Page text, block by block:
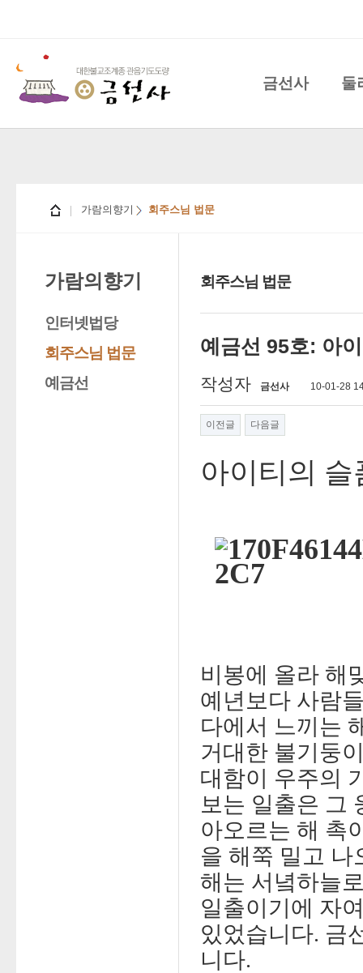
금선사 둘
가람의향기 회주스님 법문
가람의향기
인터넷법당
회주스님 법문
예금선
회주스님 법문
예금선 95호: 아
작성자 금선사 10-01-28
이전글 다음글
아이티의
비봉에 올라 해
예년보다 사람
다에서 느끼는
거대한 불기둥
대함이 우주의
보는 일출은 그
아오르는 해 촉
을 해쭉 밀고 나
해는 서녘하늘
일출이기에 자
있었습니다. 금
니다.